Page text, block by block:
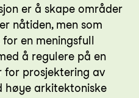
er å skape områder
nåtiden, men som
en meningsfull
å regulere på en
prosjektering av
arkitektoniske